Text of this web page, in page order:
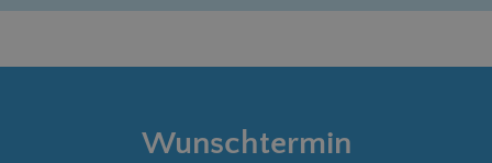
Wunschtermin